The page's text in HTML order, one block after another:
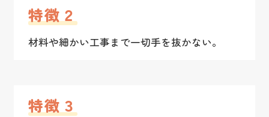
特徴２
材料や細かい工事まで一切手を抜かない。
特徴３